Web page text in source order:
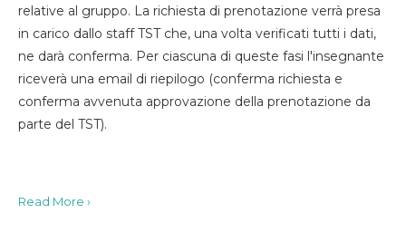
relative al gruppo. La richiesta di prenotazione verrà presa
in carico dallo staff TST che, una volta verificati tutti i dati,
ne darà conferma. Per ciascuna di queste fasi l'insegnante
riceverà una email di riepilogo (conferma richiesta e
conferma avvenuta approvazione della prenotazione da
parte del TST).
Read More ›